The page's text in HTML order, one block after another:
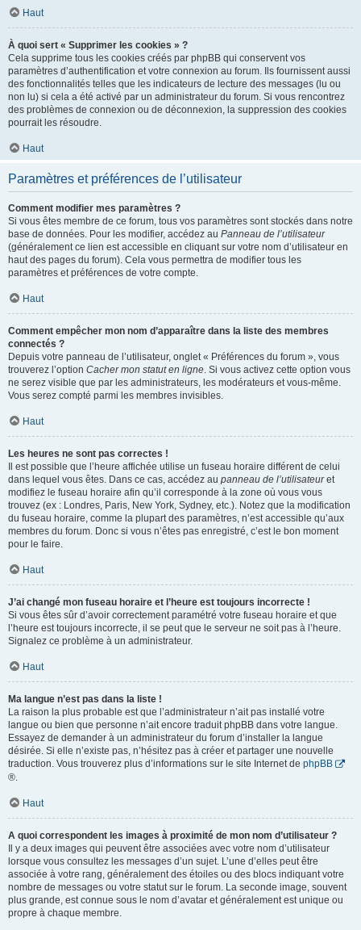
Haut
À quoi sert « Supprimer les cookies » ?
Cela supprime tous les cookies créés par phpBB qui conservent vos
paramètres d’authentification et votre connexion au forum. Ils fournissent aussi
des fonctionnalités telles que les indicateurs de lecture des messages (lu ou
non lu) si cela a été activé par un administrateur du forum. Si vous rencontrez
des problèmes de connexion ou de déconnexion, la suppression des cookies
pourrait les résoudre.
Haut
Paramètres et préférences de l’utilisateur
Comment modifier mes paramètres ?
Si vous êtes membre de ce forum, tous vos paramètres sont stockés dans notre
base de données. Pour les modifier, accédez au Panneau de l’utilisateur
(généralement ce lien est accessible en cliquant sur votre nom d’utilisateur en
haut des pages du forum). Cela vous permettra de modifier tous les
paramètres et préférences de votre compte.
Haut
Comment empêcher mon nom d’apparaître dans la liste des membres
connectés ?
Depuis votre panneau de l’utilisateur, onglet « Préférences du forum », vous
trouverez l’option Cacher mon statut en ligne. Si vous activez cette option vous
ne serez visible que par les administrateurs, les modérateurs et vous-même.
Vous serez compté parmi les membres invisibles.
Haut
Les heures ne sont pas correctes !
Il est possible que l’heure affichée utilise un fuseau horaire différent de celui
dans lequel vous êtes. Dans ce cas, accédez au panneau de l’utilisateuret
modifiez le fuseau horaire afin qu’il corresponde à la zone où vous vous
trouvez (ex : Londres, Paris, New York, Sydney, etc.). Notez que la modification
du fuseau horaire, comme la plupart des paramètres, n’est accessible qu’aux
membres du forum. Donc si vous n’êtes pas enregistré, c’est le bon moment
pour le faire.
Haut
J’ai changé mon fuseau horaire et l’heure est toujours incorrecte !
Si vous êtes sûr d’avoir correctement paramétré votre fuseau horaire et que
l’heure est toujours incorrecte, il se peut que le serveur ne soit pas à l’heure.
Signalez ce problème à un administrateur.
Haut
Ma langue n’est pas dans la liste !
La raison la plus probable est que l’administrateur n’ait pas installé votre
langue ou bien que personne n’ait encore traduit phpBB dans votre langue.
Essayez de demander à un administrateur du forum d’installer la langue
désirée. Si elle n’existe pas, n’hésitez pas à créer et partager une nouvelle
traduction. Vous trouverez plus d’informations sur le site Internet de phpBB
®.
Haut
A quoi correspondent les images à proximité de mon nom d’utilisateur ?
Il y a deux images qui peuvent être associées avec votre nom d’utilisateur
lorsque vous consultez les messages d’un sujet. L’une d’elles peut être
associée à votre rang, généralement des étoiles ou des blocs indiquant votre
nombre de messages ou votre statut sur le forum. La seconde image, souvent
plus grande, est connue sous le nom d’avatar et généralement est unique ou
propre à chaque membre.